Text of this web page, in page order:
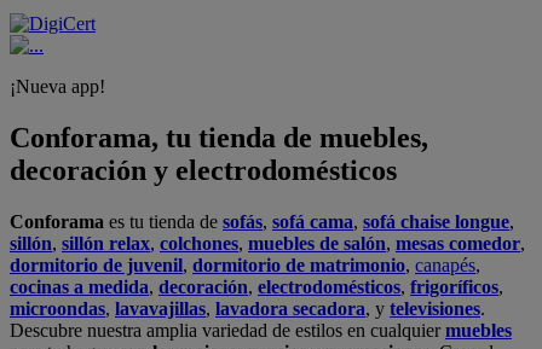
¡Nueva app!
Conforama, tu tienda de muebles,
decoración y electrodomésticos
Conforama es tu tienda de sofás, sofá cama, sofá chaise longue,
sillón, sillón relax, colchones, muebles de salón, mesas comedor,
dormitorio de juvenil, dormitorio de matrimonio, canapés,
cocinas a medida, decoración, electrodomésticos, frigoríficos,
microondas, lavavajillas, lavadora secadora, y televisiones.
Descubre nuestra amplia variedad de estilos en cualquiermuebles